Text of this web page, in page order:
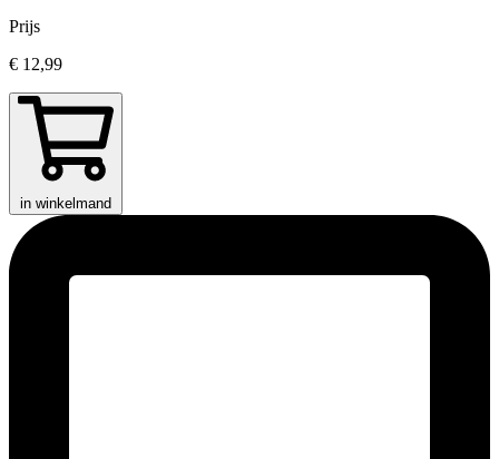
Prijs
€ 12,99
in winkelmand